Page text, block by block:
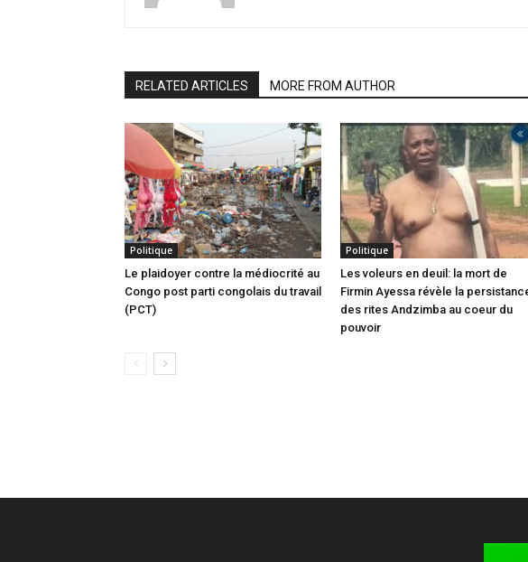
RELATED ARTICLES MORE FROM AUTHOR
Politique
Le plaidoyer contre la médiocrité au
Congo post parti congolais du travail
(PCT)
Politique
Les voleurs en deuil: la mort de
Firmin Ayessa révèle la
des rites Andzimba au coeur du
pouvoir